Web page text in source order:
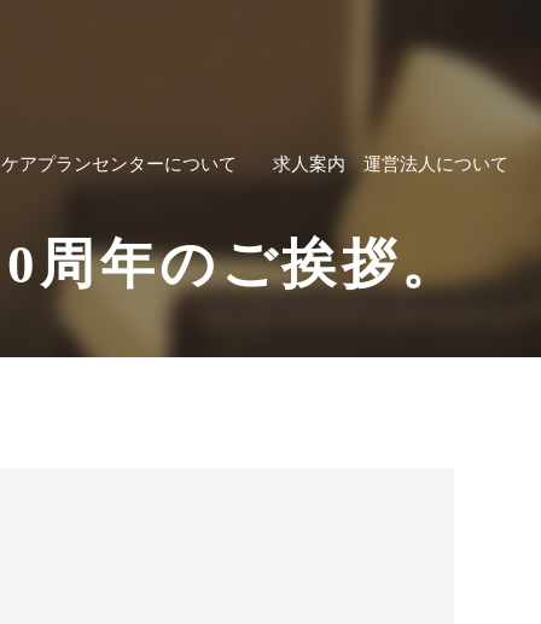
ケアプランセンターについて 求人案内 運営法人について
周年のご挨拶。